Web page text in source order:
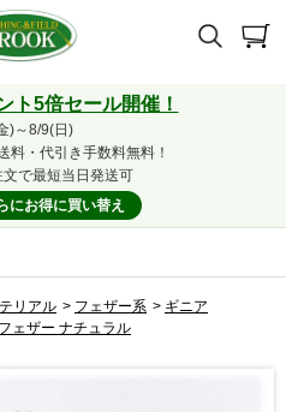
ト5倍セール開催！
)～8/9(日)
料・代引き手数料無料！
で最短当日発送可
にお得に買い替え
リアル > フェザー系 > ギニア
ェザー ナチュラル